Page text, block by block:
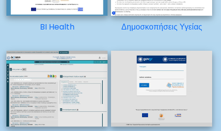
BI Health Δημοσκοπήσεις Υγείας